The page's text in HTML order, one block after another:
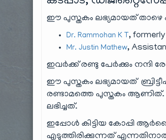
ഈ പുസ്തകം ലഭ്യമായത്
Dr. Rammohan K T ,
Mr. Justin Mathew,
ഇവർക്ക് രണ്ടു പേർക്കും നന്ദി
ഈ പുസ്തകം ലഭ്യമായത്
രണ്ടാമത്തെ പുസ്തകം
ലഭിച്ചത്.
ഇപ്പോൾ കിട്ടിയ കോപ്പി
എടുത്തിരിക്കുന്നത്